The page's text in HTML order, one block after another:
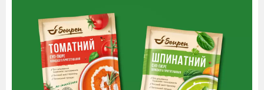
从包装上提醒消费者，这种食品有减肥的效果，并提醒消费者
注意运动和减肥。